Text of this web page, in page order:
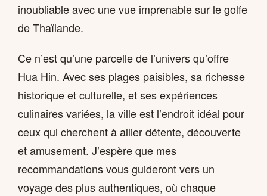
inoubliable avec une vue imprenable sur le golfe
de Thaïlande.
Ce n’est qu’une parcelle de l’univers qu’offre
Hua Hin. Avec ses plages paisibles, sa richesse
historique et culturelle, et ses expériences
culinaires variées, la ville est l’endroit idéal pour
ceux qui cherchent à allier détente, découverte
et amusement. J’espère que mes
recommandations vous guideront vers un
voyage des plus authentiques, où chaque